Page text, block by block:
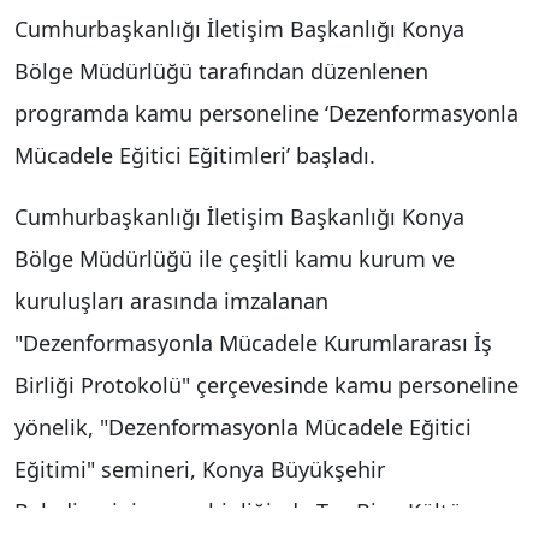
Cumhurbaşkanlığı İletişim Başkanlığı Konya
Bölge Müdürlüğü tarafından düzenlenen
programda kamu personeline ‘Dezenformasyonla
Mücadele Eğitici Eğitimleri’ başladı.
Cumhurbaşkanlığı İletişim Başkanlığı Konya
Bölge Müdürlüğü ile çeşitli kamu kurum ve
kuruluşları arasında imzalanan
"Dezenformasyonla Mücadele Kurumlararası İş
Birliği Protokolü" çerçevesinde kamu personeline
yönelik, "Dezenformasyonla Mücadele Eğitici
Eğitimi" semineri, Konya Büyükşehir
Belediyesinin ev sahipliğinde Taş Bina Kültür